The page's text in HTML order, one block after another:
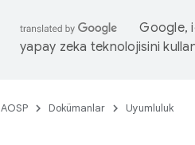
Google,
yapay zeka teknolojisini
AOSP Dokümanlar Uyumluluk